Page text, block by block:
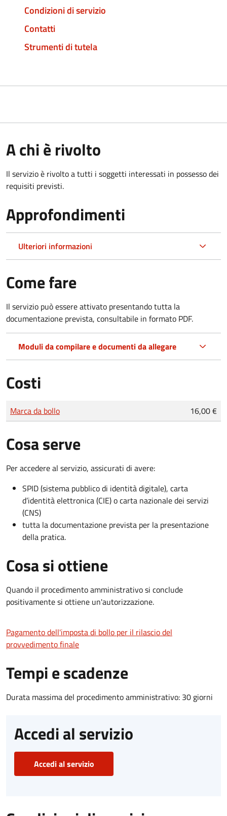
Condizioni di servizio
Contatti
Strumenti di tutela
A chi è rivolto
Il servizio è rivolto a tutti i soggetti interessati in possesso dei
requisiti previsti.
Approfondimenti
Ulteriori informazioni
Come fare
Il servizio può essere attivato presentando tutta la
documentazione prevista, consultabile in formato PDF.
Moduli da compilare e documenti da allegare
Costi
Tipo di pagamento
Importo
Marca da bollo 16,00 €
Cosa serve
Per accedere al servizio, assicurati di avere:
SPID (sistema pubblico di identità digitale), carta
d’identità elettronica (CIE) o carta nazionale dei servizi
(CNS)
tutta la documentazione prevista per la presentazione
della pratica.
Cosa si ottiene
Quando il procedimento amministrativo si conclude
positivamente si ottiene un'autorizzazione.
Pagamento dell'imposta di bollo per il rilascio del
provvedimento finale
Tempi e scadenze
Durata massima del procedimento amministrativo: 30 giorni
Accedi al servizio
Accedi al servizio